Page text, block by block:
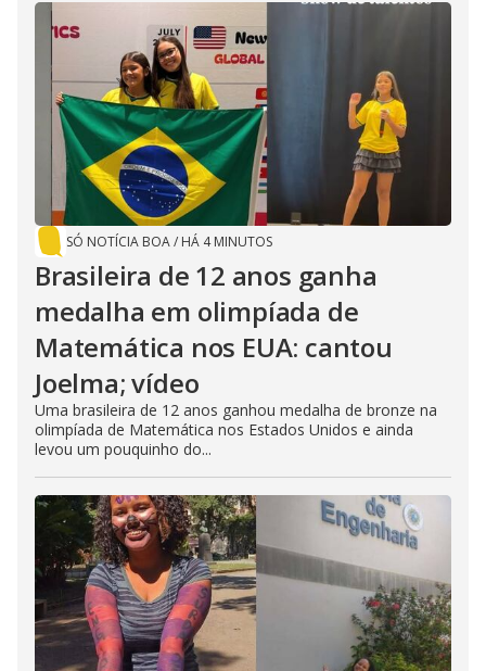
SÓ NOTÍCIA BOA/ HÁ 4 MINUTOS
Brasileira de 12 anos ganha
medalha em olimpíada de
Matemática nos EUA: cantou
Joelma; vídeo
Uma brasileira de 12 anos ganhou medalha de bronze na
olimpíada de Matemática nos Estados Unidos e ainda
levou um pouquinho do...